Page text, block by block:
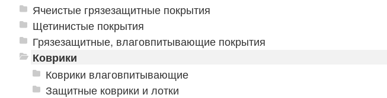
Ячеистые грязезащитные покрытия
Щетинистые покрытия
Грязезащитные, влаговпитывающие покрытия
Коврики
Коврики влаговпитывающие
Защитные коврики и лотки